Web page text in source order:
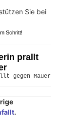
Schritt!
prallt
.